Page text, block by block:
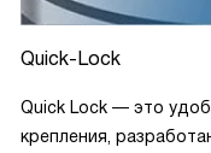
Quick-Lock
Quick Lock — это
крепления,